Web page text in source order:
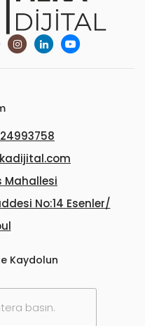
Mahallesi
No:14 Esenler/
Kaydolun